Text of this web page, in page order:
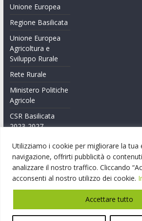
Utilizziamo i cookie per migliorare la tua
navigazione, offrirti pubblicità o
analizzare il nostro traffico. Cliccando
acconsenti al nostro utilizzo dei cookie.
Accettare tutto
Unione Europea
Regione Basilicata
Unione Europea
Agricoltura e
Sviluppo Rurale
Rete Rurale
Ministero Politiche
Agricole
CSR Basilicata
2023-2027
Feasr Basilicata
2014-2020
Feasr Basilicata
2007-2014